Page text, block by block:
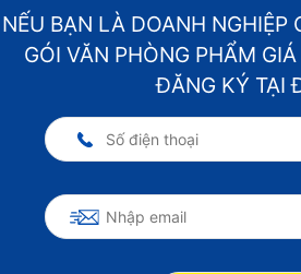
NẾU BẠN LÀ DOANH NGHIỆP
GÓI VĂN PHÒNG PHẨM
ĐĂNG KÝ TẠI